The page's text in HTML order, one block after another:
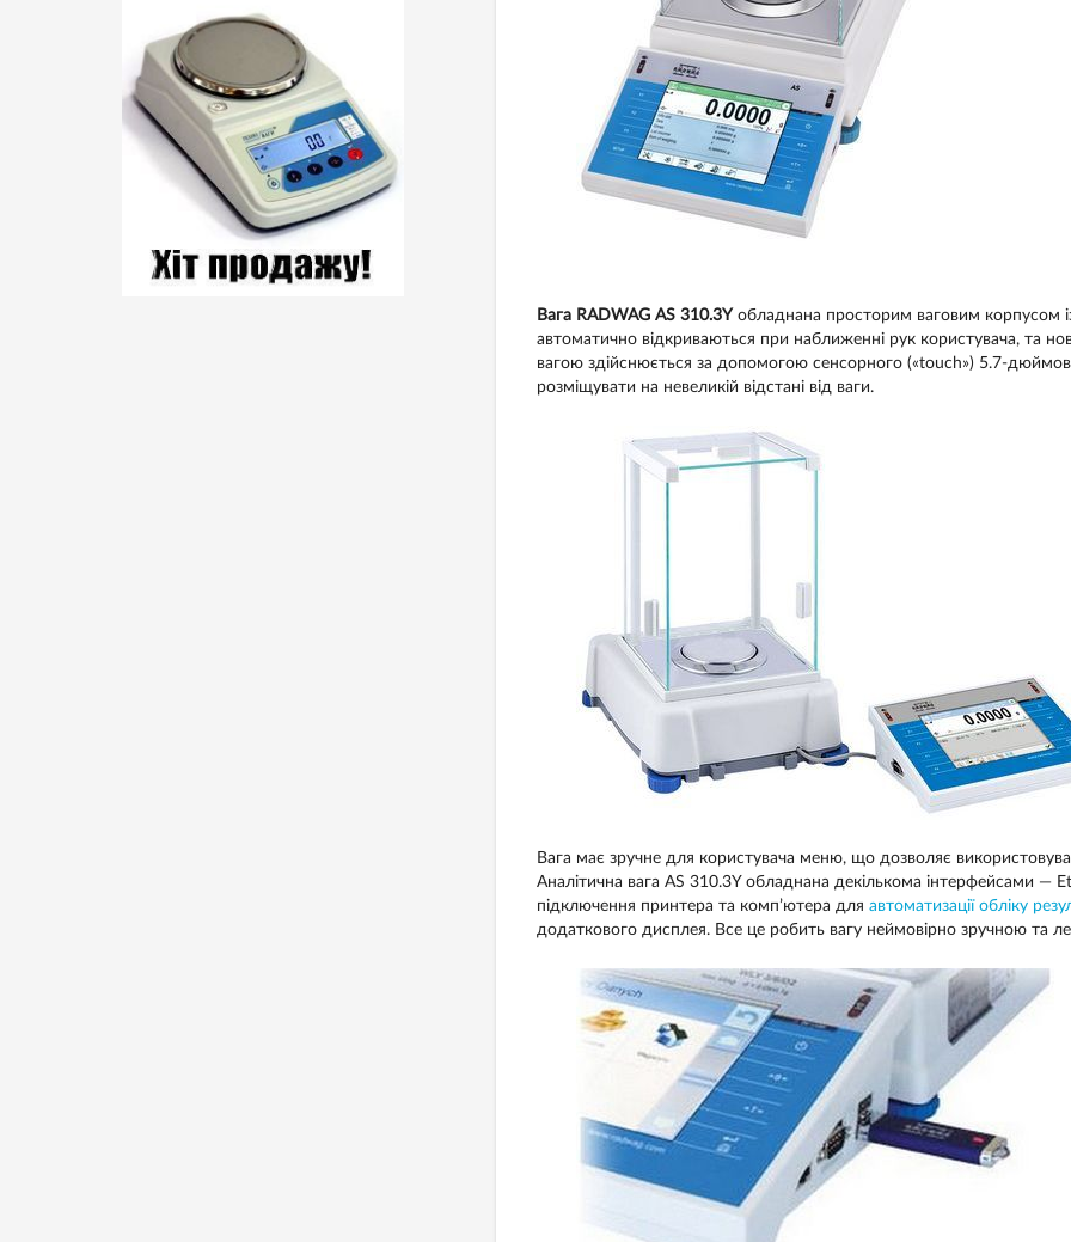
Вага RADWAG AS 310.3Yобладнана просторим ваговим корпусом
автоматично відкриваються при наближенні рук користувача, та
вагою здійснюється за допомогою сенсорного («touch») 5.7-
розміщувати на невеликій відстані від ваги.
Вага має зручне для користувача меню, що дозволяє
Аналітична вага AS 310.3Y обладнана декількома інтерфейсами —
підключення принтера та комп’ютера для автоматизації обліку
додаткового дисплея. Все це робить вагу неймовірно зручною та